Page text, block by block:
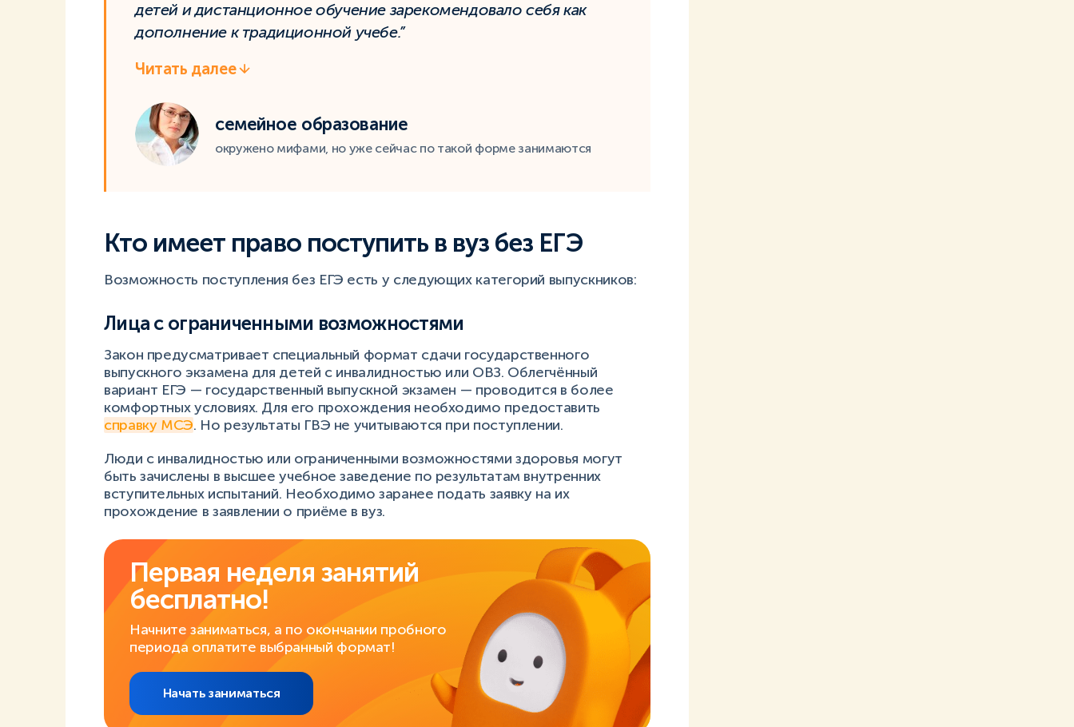
детей и дистанционное обучение зарекомендовало себя как
дополнение к традиционной учебе.”
Читать далее
семейное образование
окружено мифами, но уже сейчас по такой форме занимаются
Кто имеет право поступить в вуз без ЕГЭ
Возможность поступления без ЕГЭ есть у следующих категорий выпускников:
Лица с ограниченными возможностями
Закон предусматривает специальный формат сдачи государственного
выпускного экзамена для детей с инвалидностью или ОВЗ. Облегчённый
вариант ЕГЭ — государственный выпускной экзамен — проводится в более
комфортных условиях. Для его прохождения необходимо предоставить
справку МСЭ. Но результаты ГВЭ не учитываются при поступлении.
Люди с инвалидностью или ограниченными возможностями здоровья могут
быть зачислены в высшее учебное заведение по результатам внутренних
вступительных испытаний. Необходимо заранее подать заявку на их
прохождение в заявлении о приёме в вуз.
Первая неделя занятий
бесплатно!
Начните заниматься, а по окончании пробного
периода оплатите выбранный формат!
Начать заниматься